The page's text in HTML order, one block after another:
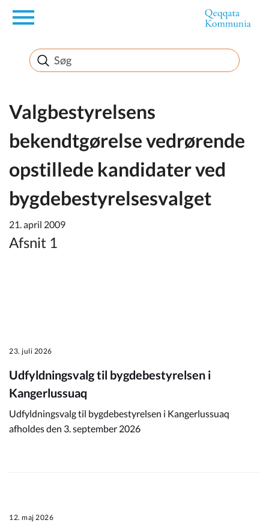
en
Borger
Erhverv
Politik
Turisme
Selvbetjening
Valgbestyrelsens
bekendtgørelse vedrørende
opstillede kandidater ved
bygdebestyrelsesvalget
21. april 2009
Afsnit 1
23. juli 2026
Udfyldningsvalg til bygdebestyrelsen i
Kangerlussuaq
Udfyldningsvalg til bygdebestyrelsen i Kangerlussuaq
afholdes den 3. september 2026
12. maj 2026